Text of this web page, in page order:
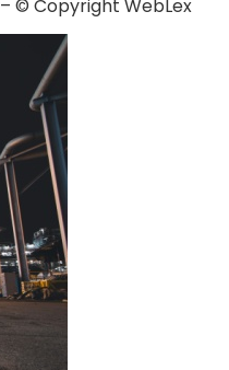
– © Copyright WebLex